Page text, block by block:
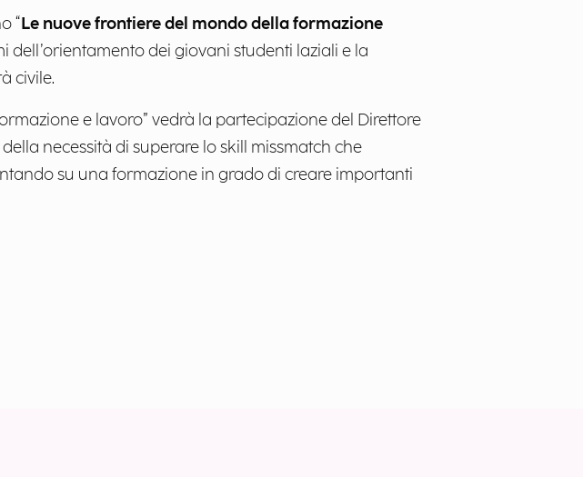
“ Le nuove frontiere del mondo della formazione
dell’orientamento dei giovani studenti laziali e la
civile.
e lavoro” vedrà la partecipazione del Direttore
necessità di superare lo skill missmatch che
su una formazione in grado di creare importanti